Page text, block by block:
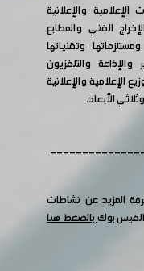
والإعلانية
الفني والمطابع
وتقنياتها
والتلفزيون
الإعلامية والإعلانية
الأبعاد.
المزيد عن نشاطات
الفيس بوكبالضغط هنا